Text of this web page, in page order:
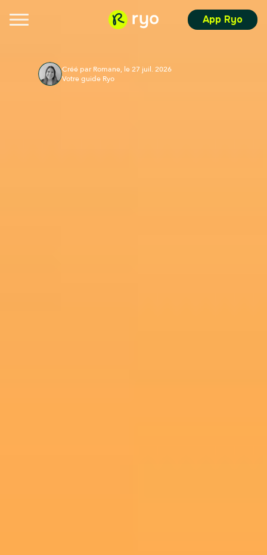
App Ryo
Créé par Romane, le 27 juil. 2026
Votre guide Ryo